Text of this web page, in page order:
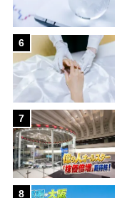
6
7
8